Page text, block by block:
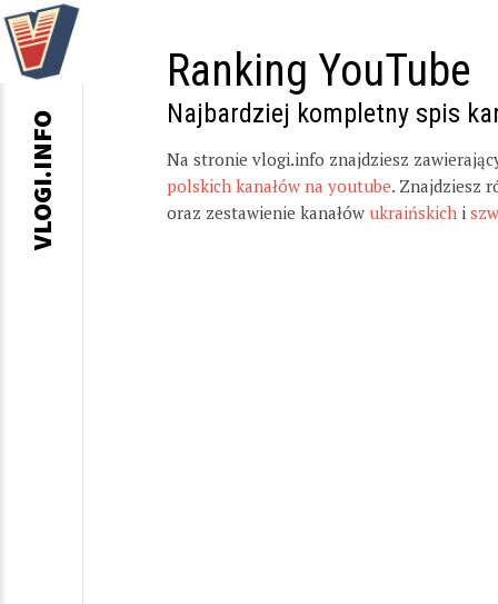
Ranking YouTube
Najbardziej kompletny spis
Na stronie vlogi.info znajdziesz
polskich kanałów na youtube. Znajdziesz
oraz zestawienie kanałów ukraińskich i
VLOGI.INFO